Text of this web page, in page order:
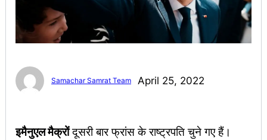
Samachar Samrat Team April 25, 2022
इमैनुएल मैक्रोंदूसरी बार फ्रांस के राष्ट्रपति चुने गए हैं।